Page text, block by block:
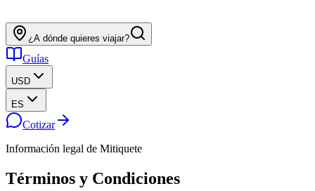
¿A dónde quieres viajar?
Guías
USD
ES
Cotizar
Información legal de Mitiquete
Términos y Condiciones